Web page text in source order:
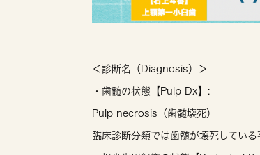
＜診断名（Diagnosis）＞
・歯髄の状態【Pulp Dx】:
Pulp necrosis（歯髄壊死）
臨床診断分類では歯髄が壊死してい